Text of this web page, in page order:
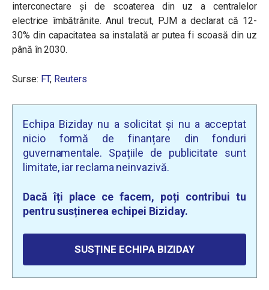
interconectare și de scoaterea din uz a centralelor
electrice îmbătrânite. Anul trecut, PJM a declarat că 12-
30% din capacitatea sa instalată ar putea fi scoasă din uz
până în 2030.
Surse: FT, Reuters
Echipa Biziday nu a solicitat și nu a acceptat
nicio formă de finanțare din fonduri
guvernamentale. Spațiile de publicitate sunt
limitate, iar reclama neinvazivă.
Dacă îți place ce facem, poți contribui tu
pentru susținerea echipei Biziday.
SUSȚINE ECHIPA BIZIDAY